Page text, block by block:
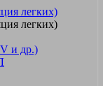
легких)
легких)
и др.)